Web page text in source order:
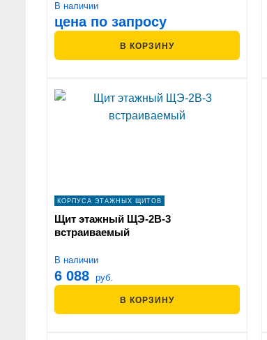
В наличии
цена по запросу
В КОРЗИНУ
КОРПУСА ЭТАЖНЫХ ЩИТОВ
Щит этажный ЩЭ-2В-3
встраиваемый
В наличии
6 088 руб.
В КОРЗИНУ